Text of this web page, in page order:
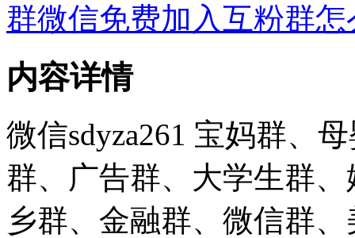
群微信免费加入互粉群
内容详情
微信sdyza261 宝妈群、
群、广告群、大学生群
乡群、金融群、微信群